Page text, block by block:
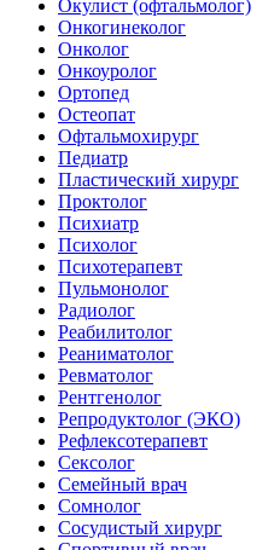
Окулист (офтальмолог)
Онкогинеколог
Онколог
Онкоуролог
Ортопед
Остеопат
Офтальмохирург
Педиатр
Пластический хирург
Проктолог
Психиатр
Психолог
Психотерапевт
Пульмонолог
Радиолог
Реабилитолог
Реаниматолог
Ревматолог
Рентгенолог
Репродуктолог (ЭКО)
Рефлексотерапевт
Сексолог
Семейный врач
Сомнолог
Сосудистый хирург